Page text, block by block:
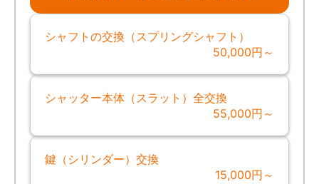
シャフトの交換（スプリングシャフト）
50,000円～
シャッター本体（スラット）全交換
55,000円～
鍵（シリンダー）交換
15,000円～